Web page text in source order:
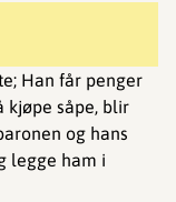
Han får penger
kjøpe såpe, blir
og hans
legge ham i